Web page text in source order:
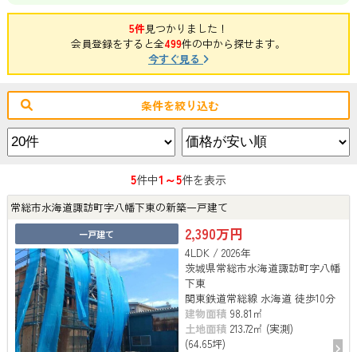
5件見つかりました！
会員登録をすると全499件の中から探せます。
今すぐ見る
条件を絞り込む
5件中1～5件を表示
常総市水海道諏訪町字八幡下東の新築一戸建て
一戸建て 2,390万円
4LDK / 2026年
茨城県常総市水海道諏訪町字八幡
下東
関東鉄道常総線 水海道 徒歩10分
建物面積 98.81㎡
土地面積 213.72㎡ (実測)
(64.65坪)